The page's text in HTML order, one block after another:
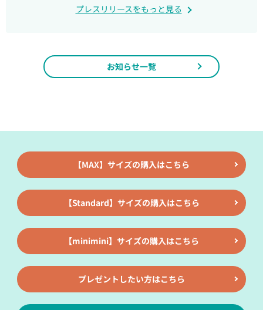
プレスリリースをもっと見る
お知らせ一覧
【MAX】サイズの購入はこちら
【Standard】サイズの購入はこちら
【minimini】サイズの購入はこちら
プレゼントしたい方はこちら